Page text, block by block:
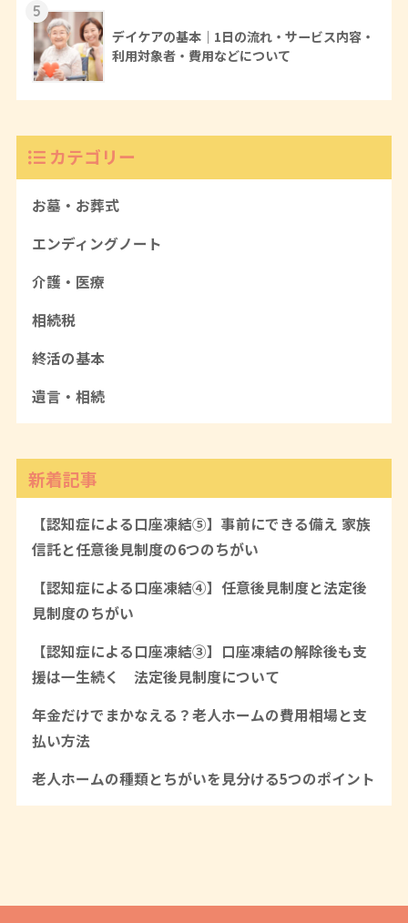
5
デイケアの基本｜1日の流れ・サービス内容・
利用対象者・費用などについて
カテゴリー
お墓・お葬式
エンディングノート
介護・医療
相続税
終活の基本
遺言・相続
新着記事
【認知症による口座凍結⑤】事前にできる備え 家族
信託と任意後見制度の6つのちがい
【認知症による口座凍結④】任意後見制度と法定後
見制度のちがい
【認知症による口座凍結③】口座凍結の解除後も支
援は一生続く 法定後見制度について
年金だけでまかなえる？老人ホームの費用相場と支
払い方法
老人ホームの種類とちがいを見分ける5つのポイント